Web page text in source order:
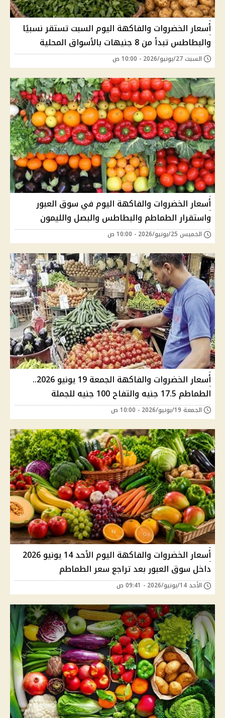
أسعار الخضروات والفاكهة اليوم السبت تستقر نسبيًا
والبطاطس تبدأ من 8 جنيهات بالأسواق المحلية
السبت 27/يونيو/2026 - 10:00 ص
أسعار الخضروات والفاكهة اليوم في سوق العبور
واستقرار الطماطم والبطاطس والبصل والليمون
الخميس 25/يونيو/2026 - 10:00 ص
أسعار الخضروات والفاكهة الجمعة 19 يونيو 2026..
الطماطم 17.5 جنيه والتفاح 100 جنيه للجملة
الجمعة 19/يونيو/2026 - 10:00 ص
أسعار الخضروات والفاكهة اليوم الأحد 14 يونيو 2026
داخل سوق العبور بعد تراجع سعر الطماطم
الأحد 14/يونيو/2026 - 09:41 ص